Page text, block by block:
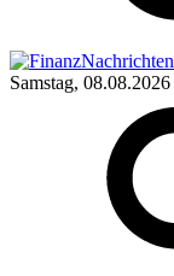
Samstag, 08.08.2026